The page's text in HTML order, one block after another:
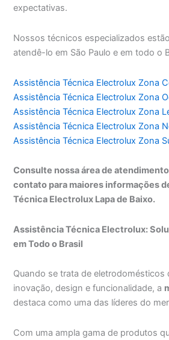
expectativas.
Nossos técnicos especializados
atendê-lo em São Paulo e em todo o
Assistência Técnica Electrolux Zona
Assistência Técnica Electrolux Zona
Assistência Técnica Electrolux Zona
Assistência Técnica Electrolux Zona
Assistência Técnica Electrolux Zona
Consulte nossa área de
contato para maiores informações
Técnica Electrolux Lapa de Baixo.
Assistência Técnica Electrolux:
em Todo o Brasil
Quando se trata de eletrodomésticos
inovação, design e funcionalidade, a
destaca como uma das líderes do
Com uma ampla gama de produtos